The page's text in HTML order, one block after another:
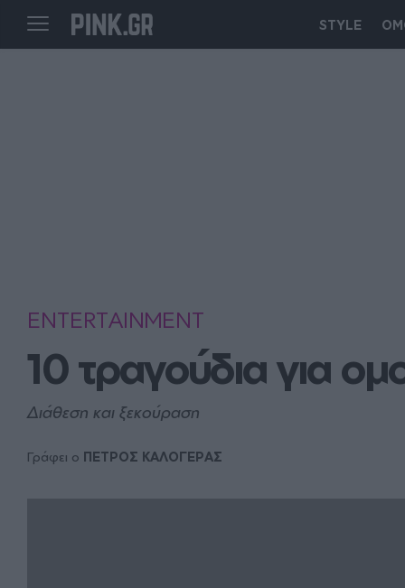
STYLE
ENTERTAINMENT
10 τραγούδια για
Διάθεση και ξεκούραση
Γράφει ο ΠΕΤΡΟΣ ΚΑΛΟΓΕΡΑΣ